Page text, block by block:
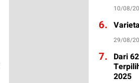
10/08/
6.
29/08/
7. Dari
2025